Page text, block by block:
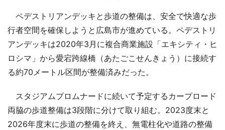
ペデストリアンデッキと歩道の整備は、安全で快適な歩
行者空間を確保しようと広島市が進めている。ペデストリ
アンデッキは2020年3月に複合商業施設「エキシティ・ヒ
ロシマ」から愛宕跨線橋（あたごこせんきょう）に接続す
る約70メートル区間が整備済みだった。
スタジアムプロムナードに続いて予定するカープロード
両脇の歩道整備は3段階に分けて取り組む。2023度末と
2026年度末に歩道の整備を終え、無電柱化や道路の整備